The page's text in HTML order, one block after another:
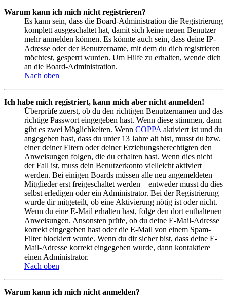
Warum kann ich mich nicht registrieren?
Es kann sein, dass die Board-Administration die Registrierung
komplett ausgeschaltet hat, damit sich keine neuen Benutzer
mehr anmelden können. Es könnte auch sein, dass deine IP-
Adresse oder der Benutzername, mit dem du dich registrieren
möchtest, gesperrt wurden. Um Hilfe zu erhalten, wende dich
an die Board-Administration.
Nach oben
Ich habe mich registriert, kann mich aber nicht anmelden!
Überprüfe zuerst, ob du den richtigen Benutzernamen und das
richtige Passwort eingegeben hast. Wenn diese stimmen, dann
gibt es zwei Möglichkeiten. Wenn COPPA aktiviert ist und du
angegeben hast, dass du unter 13 Jahre alt bist, musst du bzw.
einer deiner Eltern oder deiner Erziehungsberechtigten den
Anweisungen folgen, die du erhalten hast. Wenn dies nicht
der Fall ist, muss dein Benutzerkonto vielleicht aktiviert
werden. Bei einigen Boards müssen alle neu angemeldeten
Mitglieder erst freigeschaltet werden – entweder musst du dies
selbst erledigen oder ein Administrator. Bei der Registrierung
wurde dir mitgeteilt, ob eine Aktivierung nötig ist oder nicht.
Wenn du eine E-Mail erhalten hast, folge den dort enthaltenen
Anweisungen. Ansonsten prüfe, ob du deine E-Mail-Adresse
korrekt eingegeben hast oder die E-Mail von einem Spam-
Filter blockiert wurde. Wenn du dir sicher bist, dass deine E-
Mail-Adresse korrekt eingegeben wurde, dann kontaktiere
einen Administrator.
Nach oben
Warum kann ich mich nicht anmelden?